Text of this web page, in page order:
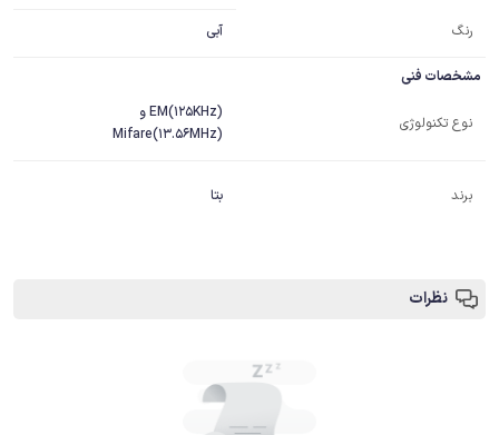
رنگ آبی
مشخصات فنی
نوع تکنولوژی
(125KHz)EM و
(13.56MHz)Mifare
برند بتا
نظرات